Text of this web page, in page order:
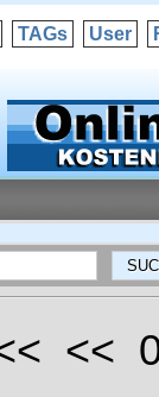
TAGs User
<<